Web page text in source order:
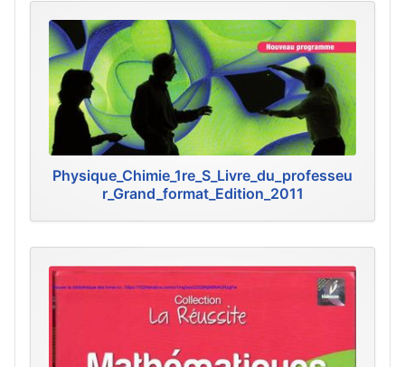
Physique_Chimie_1re_S_Livre_du_professeu
r_Grand_format_Edition_2011